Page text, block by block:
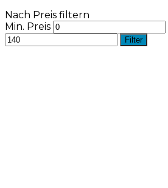
Nach Preis filtern
Min. Preis
Filter